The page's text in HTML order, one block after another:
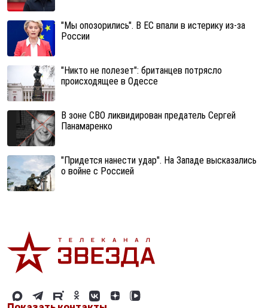
"Мы опозорились". В ЕС впали в истерику из-за
России
"Никто не полезет": британцев потрясло
происходящее в Одессе
В зоне СВО ликвидирован предатель Сергей
Панамаренко
"Придется нанести удар". На Западе высказались
о войне с Россией